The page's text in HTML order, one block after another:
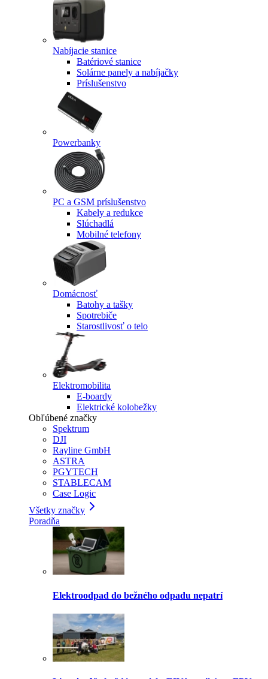
Nabíjacie stanice
Batériové stanice
Solárne panely a nabíjačky
Príslušenstvo
Powerbanky
PC a GSM príslušenstvo
Kabely a redukce
Slúchadlá
Mobilné telefony
Domácnosť
Batohy a tašky
Spotrebiče
Starostlivosť o telo
Elektromobilita
E-boardy
Elektrické kolobežky
Obľúbené značky
Spektrum
DJI
Rayline GmbH
ASTRA
PGYTECH
STABLECAM
Case Logic
Všetky značky
Poradňa
Elektroodpad do bežného odpadu nepatrí